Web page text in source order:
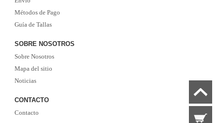
Métodos de Pago
Guía de Tallas
SOBRE NOSOTROS
Sobre Nosotros
Mapa del sitio
Noticias
CONTACTO
Contacto